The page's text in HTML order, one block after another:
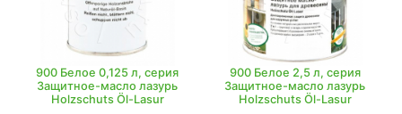
900 Белое 0,125 л, серия
Защитное-масло лазурь
Holzschuts Öl-Lasur
900 Белое 2,5 л, серия
Защитное-масло лазурь
Holzschuts Öl-Lasur